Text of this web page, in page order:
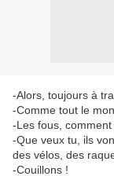
-Alors, toujours à
-Comme tout le
-Les fous,
-Que veux tu, ils
des vélos, des
-Couillons !